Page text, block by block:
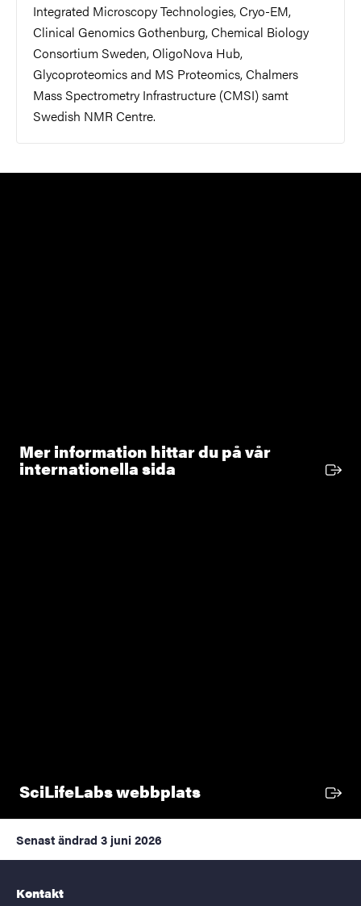
Integrated Microscopy Technologies, Cryo-EM,
Clinical Genomics Gothenburg, Chemical Biology
Consortium Sweden, OligoNova Hub,
Glycoproteomics and MS Proteomics, Chalmers
Mass Spectrometry Infrastructure (CMSI) samt
Swedish NMR Centre.
Mer information hittar du på vår
internationella sida Extern länk
SciLifeLabs webbplatsExtern länk
Senast ändrad 3 juni 2026
Kontakt